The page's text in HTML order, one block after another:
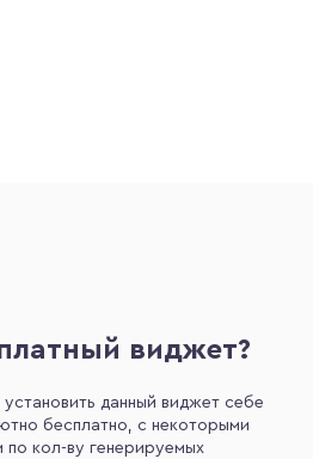
виджет?
данный виджет себе
бесплатно, с некоторыми
по кол-ву генерируемых